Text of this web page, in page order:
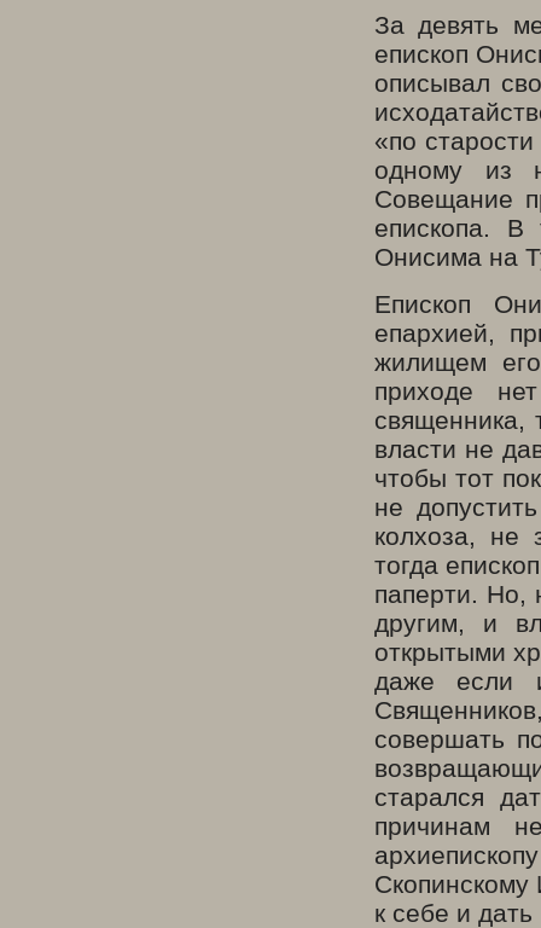
За девять
епископ
описывал
«по
одному из
Совещание
епископа. В
Онисима на
Епископ
епархией,
жилищем
приходе
священника,
власти не
чтобы тот
не
колхоза, не
тогда
паперти. Но,
другим, и
открытыми
даже если
совершать
старался
причинам
Скопинскому
к себе и